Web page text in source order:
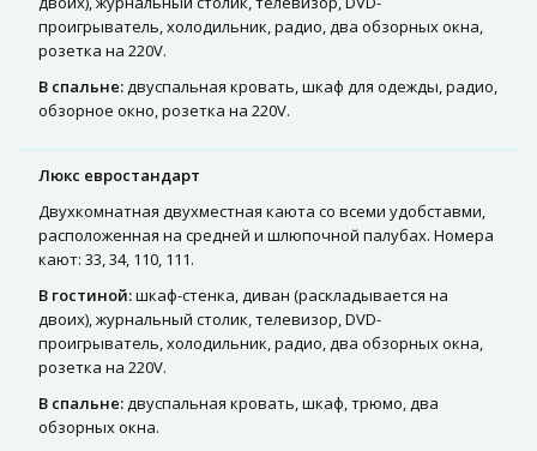
проигрыватель, холодильник, радио, два обзорных окна,
розетка на 220V.
В спальне:двуспальная кровать, шкаф для одежды, радио,
обзорное окно, розетка на 220V.
Люкс евростандарт
Двухкомнатная двухместная каюта со всеми удобставми,
расположенная на средней и шлюпочной палубах. Номера
кают: 33, 34, 110, 111.
В гостиной:шкаф-стенка, диван (раскладывается на
двоих), журнальный столик, телевизор, DVD-
проигрыватель, холодильник, радио, два обзорных окна,
розетка на 220V.
В спальне:двуспальная кровать, шкаф, трюмо, два
обзорных окна.